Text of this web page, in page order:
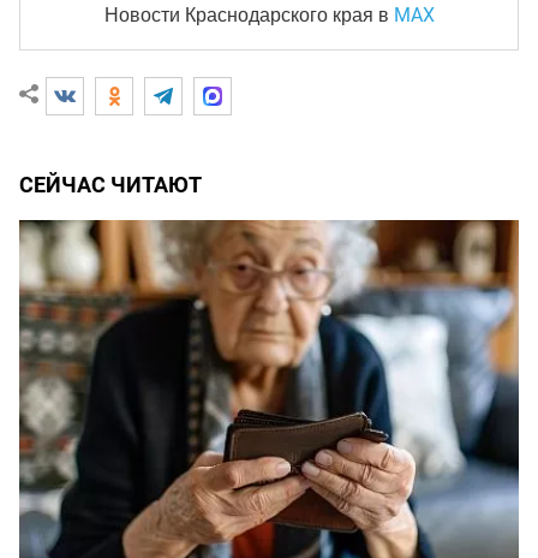
Новости Краснодарского края в MAX
СЕЙЧАС ЧИТАЮТ